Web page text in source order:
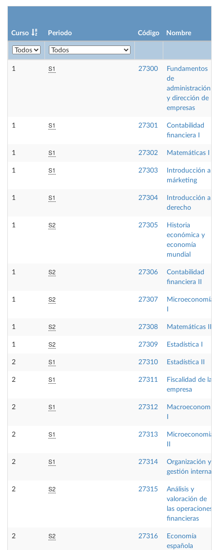
Curso Periodo Código Nombre
1 S1 27300
Fundamentos
de
administración
y dirección de
empresas
1 S1 27301
Contabilidad
financiera I
1 S1 27302 Matemáticas I
1 S1 27303
Introducción al
márketing
1 S1 27304
Introducción al
derecho
1 S2 27305
Historia
económica y
economía
mundial
1 S2 27306
Contabilidad
financiera II
1 S2 27307
Microeconomía
1 S2 27308 Matemáticas II
1 S2 27309 Estadística I
2 S1 27310 Estadística II
2 S1 27311
Fiscalidad de la
empresa
2 S1 27312
Macroeconomía
2 S1 27313
Microeconomia
2 S1 27314
Organización y
gestión interna
2 S2 27315
Análisis y
valoración de
las operaciones
financieras
2 S2 27316
Economía
española